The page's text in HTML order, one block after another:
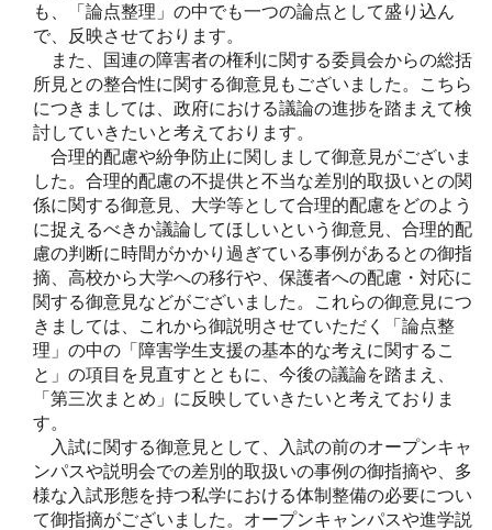
も、「論点整理」の中でも一つの論点として盛り込ん
で、反映させております。
また、国連の障害者の権利に関する委員会からの総括
所見との整合性に関する御意見もございました。こちら
につきましては、政府における議論の進捗を踏まえて検
討していきたいと考えております。
合理的配慮や紛争防止に関しまして御意見がございま
した。合理的配慮の不提供と不当な差別的取扱いとの関
係に関する御意見、大学等として合理的配慮をどのよう
に捉えるべきか議論してほしいという御意見、合理的配
慮の判断に時間がかかり過ぎている事例があるとの御指
摘、高校から大学への移行や、保護者への配慮・対応に
関する御意見などがございました。これらの御意見につ
きましては、これから御説明させていただく「論点整
理」の中の「障害学生支援の基本的な考えに関するこ
と」の項目を見直すとともに、今後の議論を踏まえ、
「第三次まとめ」に反映していきたいと考えておりま
す。
入試に関する御意見として、入試の前のオープンキャ
ンパスや説明会での差別的取扱いの事例の御指摘や、多
様な入試形態を持つ私学における体制整備の必要につい
て御指摘がございました。オープンキャンパスや進学説